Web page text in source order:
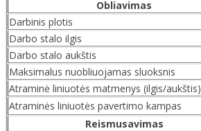
Obliavimas
Darbinis plotis
Darbo stalo ilgis
Darbo stalo aukštis
Maksimalus nuobliuojamas sluoksnis
Atraminė liniuotės matmenys (ilgis/aukštis)
Atraminės liniuotės pavertimo kampas
Reismusavimas